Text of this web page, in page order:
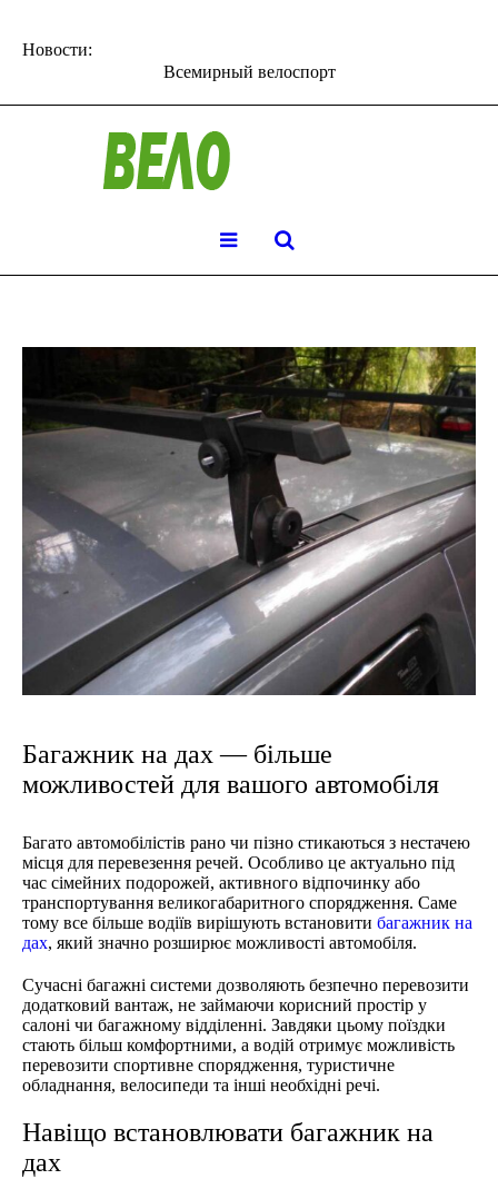
Новости:
Всемирный велоспорт
Багажник на дах — більше
можливостей для вашого автомобіля
Багато автомобілістів рано чи пізно стикаються з нестачею
місця для перевезення речей. Особливо це актуально під
час сімейних подорожей, активного відпочинку або
транспортування великогабаритного спорядження. Саме
тому все більше водіїв вирішують встановити багажник на
дах, який значно розширює можливості автомобіля.
Сучасні багажні системи дозволяють безпечно перевозити
додатковий вантаж, не займаючи корисний простір у
салоні чи багажному відділенні. Завдяки цьому поїздки
стають більш комфортними, а водій отримує можливість
перевозити спортивне спорядження, туристичне
обладнання, велосипеди та інші необхідні речі.
Навіщо встановлювати багажник на
дах